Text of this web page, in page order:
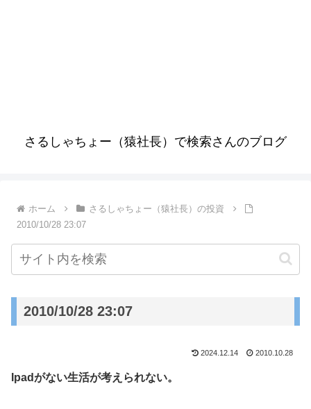
さるしゃちょー（猿社長）で検索さんのブログ
ホーム
さるしゃちょー（猿社長）の投資
2010/10/28 23:07
2010/10/28 23:07
2024.12.14 2010.10.28
Ipadがない生活が考えられない。